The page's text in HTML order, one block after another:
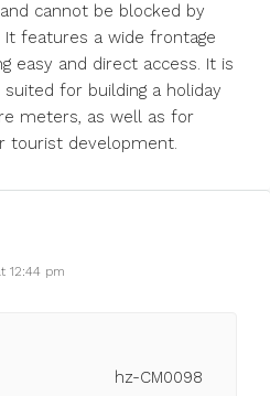
cannot be blocked by
features a wide frontage
easy and direct access. It is
for building a holiday
meters, as well as for
tourist development.
12:44 pm
hz-CM0098